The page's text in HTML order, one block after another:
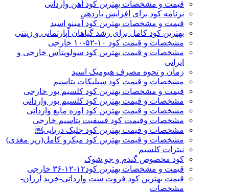
قیمت و مشخصات بهترین کود آهن وارداتی
برنامه کود برای افزایش باردهی
قیمت و مشخصات بهترین کود آمینو اسید
بهترین کود کامل برای رشد گیاهان آپارتمانی و زینتی
مشخصات و قیمت کود ۱۰-۵۲-۱۰ خارجی
مشخصات و قیمت بهترین کود سولوپتاس خارجی و
ایرانی
زمان و نحوه مصرف هیومیک اسید
مشخصات و قیمت کود سیلیکات پتاسیم
قیمت و مشخصات بهترین کود کلسیم بور خارجی
مشخصات و قیمت بهترین کود کلسیم بور وارداتی
مشخصات و قیمت بهترین کود اوره مایع وارداتی
مشخصات وقیمت کود فسفیت پتاسیم خارجی
مشخصات و قیمت بهترین کود جلبک دریایی￼
مشخصات و قیمت بهترین کود میکرو کامل(ریز مغذی)
نیترات کلسیم
کود مخصوص گندم و جو شوک
قیمت و مشخصات بهترین کود۱۲-۱۲-۳۶ خارجی
قیمت بهترین کود فروت ست وارداتی-خرید ارزان-
مشخصات